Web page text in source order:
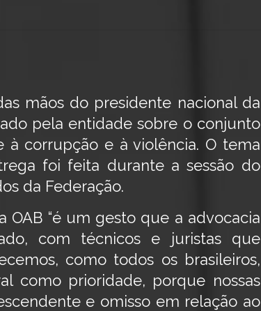
mãos do presidente nacional da
pela entidade sobre o conjunto
corrupção e à violência. O tema
foi feita durante a sessão do
da Federação.
OAB “é um gesto que a advocacia
com técnicos e juristas que
como todos os brasileiros,
como prioridade, porque nossas
e omisso em relação ao